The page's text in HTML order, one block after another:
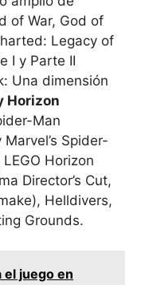
of War, God of
Legacy of
I y Parte II
Una dimensión
Horizon
Man
Spider-
Horizon
Director’s Cut,
Helldivers,
Grounds.
el juego en